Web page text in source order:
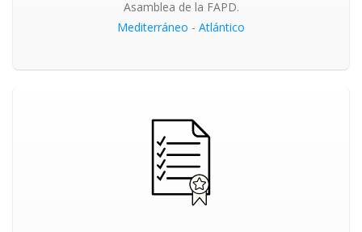
Asamblea de la FAPD.
Mediterráneo - Atlántico